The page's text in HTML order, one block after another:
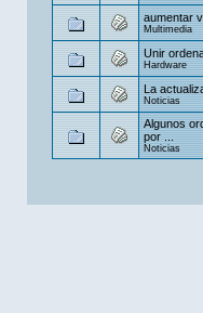
aumentar
Multimedia
Unir
Hardware
La
Noticias
Algunos
por ...
Noticias